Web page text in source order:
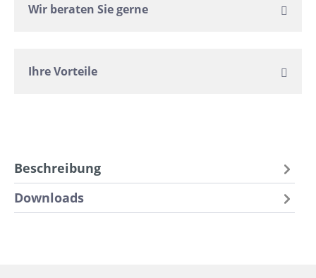
Wir beraten Sie gerne
Ihre Vorteile
Beschreibung
Downloads